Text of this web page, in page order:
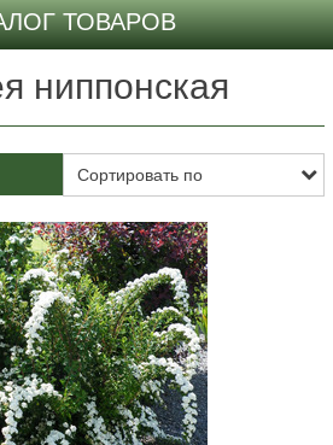
ТОВАРОВ
ниппонская